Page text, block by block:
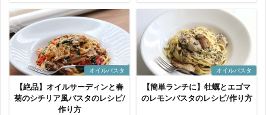
オイルパスタ
【絶品】オイルサーディンと春
菊のシチリア風パスタのレシピ/
作り方
オイルパスタ
【簡単ランチに】牡蠣とエゴマ
のレモンパスタのレシピ/作り方